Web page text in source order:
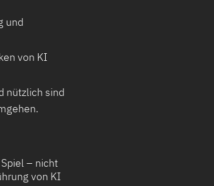
und
von KI
nützlich sind
– nicht
von KI